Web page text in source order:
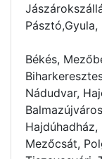
Pásztó,Gyula,
Békés,
Nádudvar,
Mezőcsát,